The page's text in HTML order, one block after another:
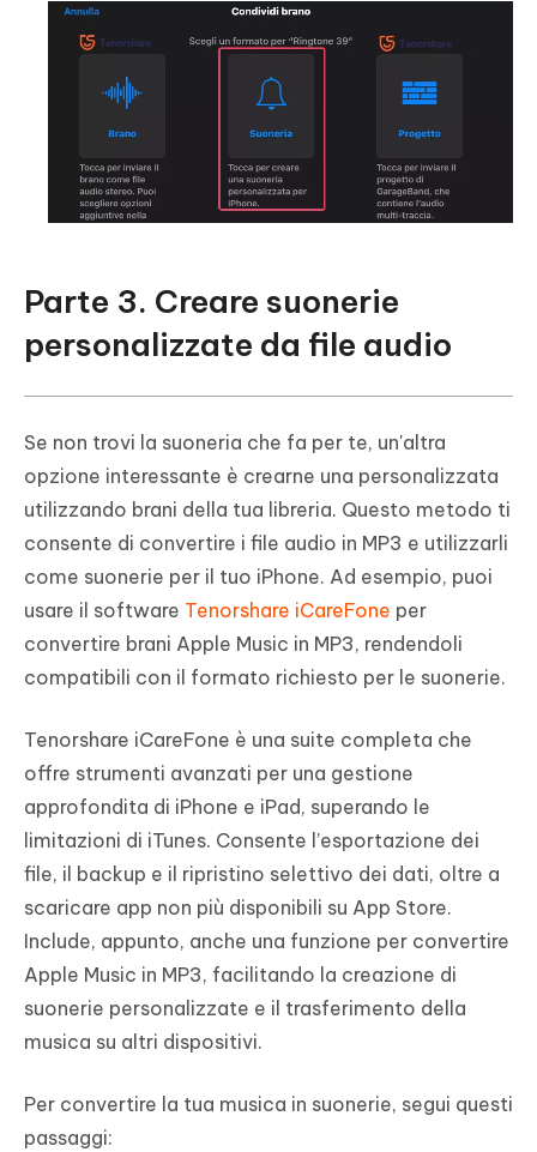
Parte 3. Creare suonerie
personalizzate da file audio
Se non trovi la suoneria che fa per te, un'altra
opzione interessante è crearne una personalizzata
utilizzando brani della tua libreria. Questo metodo ti
consente di convertire i file audio in MP3 e utilizzarli
come suonerie per il tuo iPhone. Ad esempio, puoi
usare il software Tenorshare iCareFone per
convertire brani Apple Music in MP3, rendendoli
compatibili con il formato richiesto per le suonerie.
Tenorshare iCareFone è una suite completa che
offre strumenti avanzati per una gestione
approfondita di iPhone e iPad, superando le
limitazioni di iTunes. Consente l’esportazione dei
file, il backup e il ripristino selettivo dei dati, oltre a
scaricare app non più disponibili su App Store.
Include, appunto, anche una funzione per convertire
Apple Music in MP3, facilitando la creazione di
suonerie personalizzate e il trasferimento della
musica su altri dispositivi.
Per convertire la tua musica in suonerie, segui questi
passaggi: